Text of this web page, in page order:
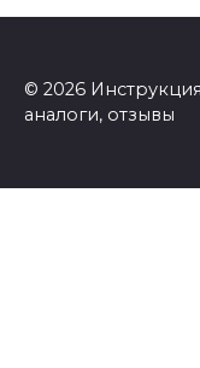
© 2026
аналоги, отзывы